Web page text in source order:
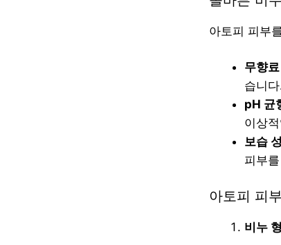
아토피 피부
무향
습니
pH 균
이상
보습
피부
아토피 피
비누